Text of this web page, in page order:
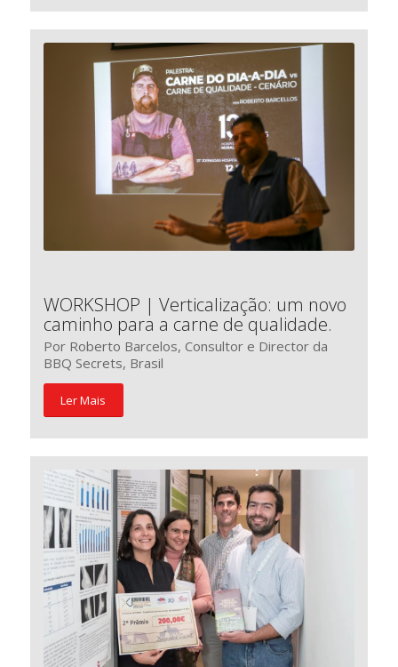
WORKSHOP | Verticalização: um novo
caminho para a carne de qualidade.
Por Roberto Barcelos, Consultor e Director da
BBQ Secrets, Brasil
Ler Mais